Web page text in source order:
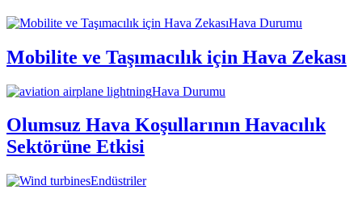
Hava Durumu
Mobilite ve Taşımacılık için Hava Zekası
Hava Durumu
Olumsuz Hava Koşullarının Havacılık
Sektörüne Etkisi
Endüstriler